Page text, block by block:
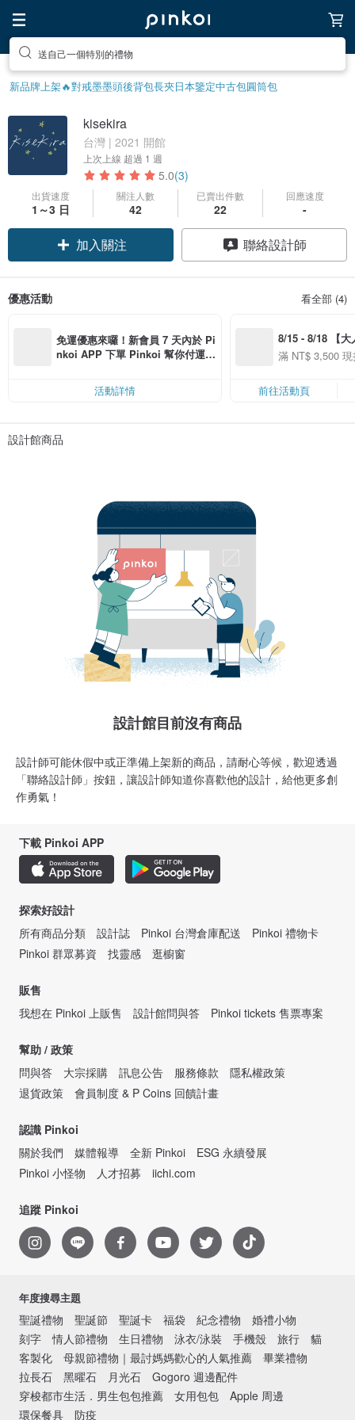
送自己一個特別的禮物
新品牌上架🔥對戒墨墨頭後背包長夾日本鑒定中古包圓筒包
kisekira
台灣 | 2021 開館
上次上線 超過 1 週
5.0(3)
出貨速度
1～3 日
關注人數
42
已賣出件數
22
回應速度
-
加入關注 聯絡設計師
優惠活動 看全部 (4)
免運優惠來囉！新會員 7 天內於 Pi
nkoi APP 下單 Pinkoi 幫你付運
活動詳情
8/15 - 8/18 【大
季】滿
50
滿 NT$ 3,500
前往活動頁
設計館商品
設計館目前沒有商品
設計師可能休假中或正準備上架新的商品，請耐心等候，歡迎透過
「聯絡設計師」按鈕，讓設計師知道你喜歡他的設計，給他更多創
作勇氣！
下載 Pinkoi APP
探索好設計
所有商品分類
設計誌 Pinkoi 台灣倉庫配送
Pinkoi 禮物卡
Pinkoi 群眾募資
找靈感 逛櫥窗
販售
我想在 Pinkoi 上販售
設計館問與答 Pinkoi tickets 售票專案
幫助 / 政策
問與答
大宗採購 訊息公告 服務條款
隱私權政策
退貨政策
會員制度 & P Coins 回饋計畫
認識 Pinkoi
關於我們
媒體報導 全新 Pinkoi
ESG 永續發展
Pinkoi 小怪物
人才招募 iichi.com
追蹤 Pinkoi
年度搜尋主題
聖誕禮物 聖誕節 聖誕卡 福袋 紀念禮物
婚禮小物
刻字
情人節禮物 生日禮物 泳衣/泳裝 手機殼 旅行
貓
客製化
母親節禮物｜最討媽媽歡心的人氣推薦
畢業禮物
拉長石
黑曜石 月光石
Gogoro 週邊配件
穿梭都市生活．男生包包推薦
女用包包
Apple 周邊
環保餐具
防疫